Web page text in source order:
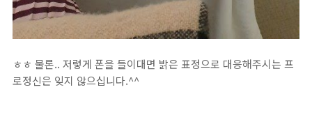
ㅎㅎ 물론.. 저렇게 폰을 들이대면 밝은 표정으로 대응해주시는 프
로정신은 잊지 않으십니다.^^